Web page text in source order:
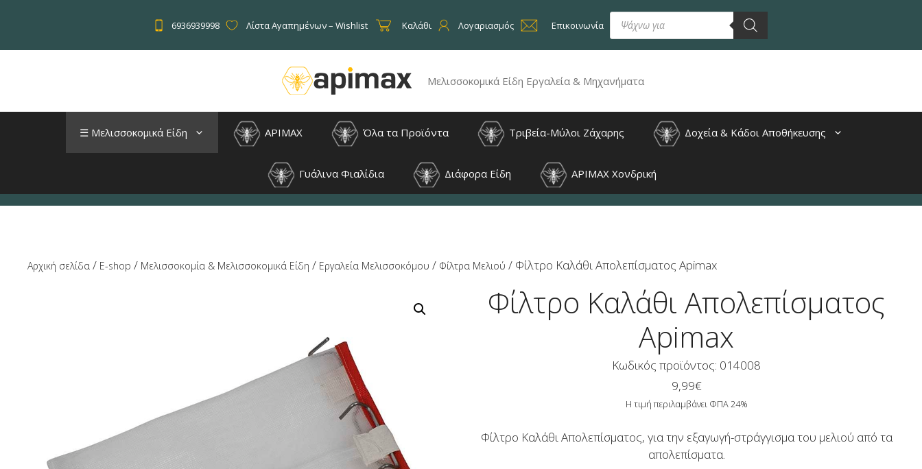
6936939998 Λίστα Αγαπημένων – Wishlist Καλάθι Λογαριασμός Επικοινωνία
Products
search
Μελισσοκομικά Είδη Εργαλεία & Μηχανήματα
☰ Μελισσοκομικά Είδη APIMAX Όλα τα Προϊόντα Τριβεία-Μύλοι Ζάχαρης Δοχεία & Κάδοι Αποθήκευσης
Γυάλινα Φιαλίδια Διάφορα Είδη APIMAX Χονδρική
Αρχική σελίδα / E-shop / Μελισσοκομία & Μελισσοκομικά Είδη / Εργαλεία Μελισσοκόμου / Φίλτρα Μελιού / Φίλτρο Καλάθι Απολεπίσματος Apimax
Φίλτρο Καλάθι Απολεπίσματος
Apimax
Κωδικός προϊόντος: 014008
9,99€
Η τιμή περιλαμβάνει ΦΠΑ 24%
Φίλτρο Καλάθι Απολεπίσματος, για την εξαγωγή-στράγγισμα του μελιού από τα
απολεπίσματα.